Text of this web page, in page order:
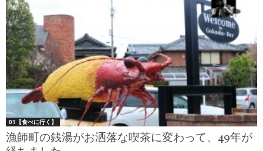
01【食べに行く】
漁師町の銭湯がお洒落な喫茶に変わって、49年が